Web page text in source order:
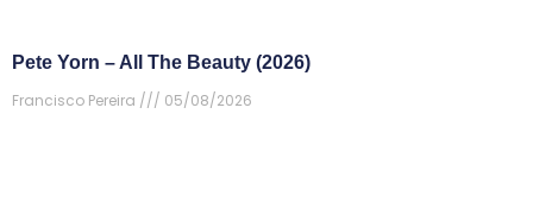
Pete Yorn – All The Beauty (2026)
Francisco Pereira
05/08/2026